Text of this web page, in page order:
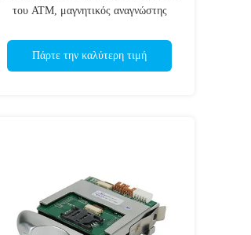
του ATM, μαγνητικός αναγνώστης
Πάρτε την καλύτερη τιμή